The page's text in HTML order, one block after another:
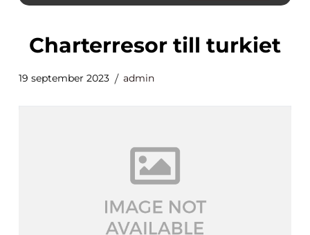
charterresor till turkiet
19 september 2023 admin